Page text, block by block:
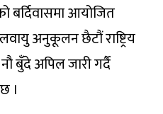
बर्दिवासमा आयोजित
अनुकूलन छैटौं राष्ट्रिय
बुँदे अपिल जारी गर्दै
।